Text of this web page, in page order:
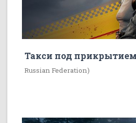
Такси под прикрытием
Russian Federation)